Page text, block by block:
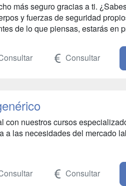
más seguro gracias a ti.
y fuerzas de seguridad
de lo que piensas, estarás en
Consultar
con nuestros cursos
a las necesidades del mercado
Consultar